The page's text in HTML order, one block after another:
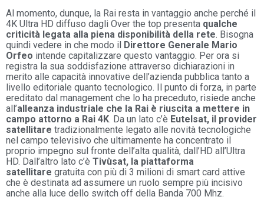
Al momento, dunque, la Rai resta in vantaggio anche perché il
4K Ultra HD diffuso dagli Over the top presenta qualche
criticità legata alla piena disponibilità della rete. Bisogna
quindi vedere in che modo il Direttore Generale Mario
Orfeo intende capitalizzare questo vantaggio. Per ora si
registra la sua soddisfazione attraverso dichiarazioni in
merito alle capacità innovative dell’azienda pubblica tanto a
livello editoriale quanto tecnologico. Il punto di forza, in parte
ereditato dal management che lo ha preceduto, risiede anche
all’alleanza industriale che la Rai è riuscita a mettere in
campo attorno a Rai 4K. Da un lato c’è Eutelsat, il provider
satellitare tradizionalmente legato alle novità tecnologiche
nel campo televisivo che ultimamente ha concentrato il
proprio impegno sul fronte dell’alta qualità, dall’HD all’Ultra
HD. Dall’altro lato c’è Tivùsat, la piattaforma
satellitare gratuita con più di 3 milioni di smart card attive
che è destinata ad assumere un ruolo sempre più incisivo
anche alla luce dello switch off della Banda 700 Mhz.